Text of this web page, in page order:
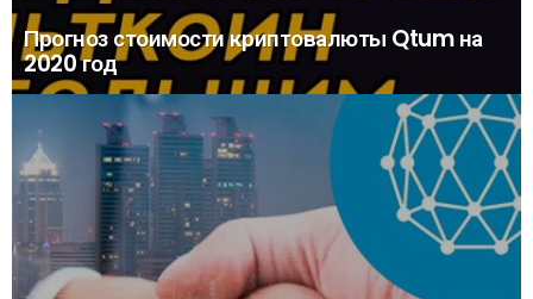
Прогноз стоимости криптовалюты Qtum на
2020 год